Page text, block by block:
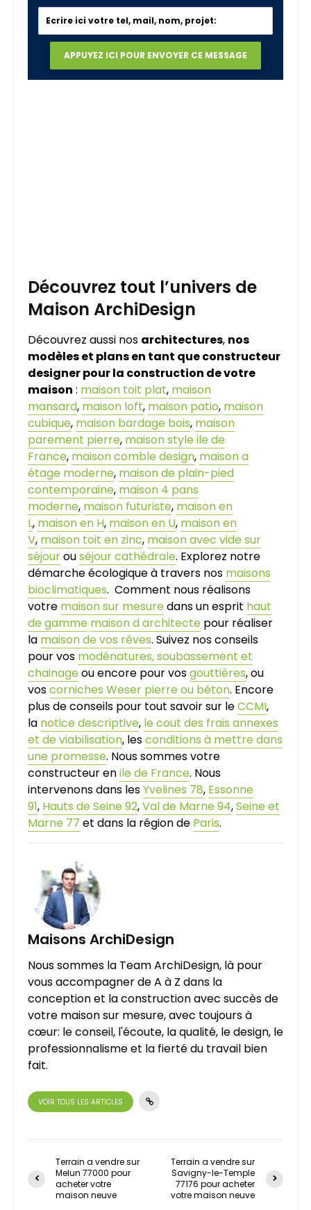
Découvrez tout l’univers de
Maison ArchiDesign
Découvrez aussi nos architectures, nos
modèles et plans en tant que constructeur
designer pour la construction de votre
maison : maison toit plat, maison
mansard, maison loft, maison patio, maison
cubique, maison bardage bois, maison
parement pierre, maison style ile de
France, maison comble design, maison a
étage moderne, maison de plain-pied
contemporaine, maison 4 pans
moderne, maison futuriste, maison en
L, maison en H, maison en U, maison en
V, maison toit en zinc, maison avec vide sur
séjourouséjour cathédrale. Explorez notre
démarche écologique à travers nos maisons
bioclimatiques. Comment nous réalisons
votre maison sur mesuredans un esprit haut
de gamme maison d architecte pour réaliser
la maison de vos rêves. Suivez nos conseils
pour vos modénatures, soubassement et
chainageou encore pour vosgouttières, ou
voscorniches Weser pierre ou béton. Encore
plus de conseils pour tout savoir sur leCCMI,
la notice descriptive, le cout des frais annexes
et de viabilisation, lesconditions à mettre dans
une promesse. Nous sommes votre
constructeur enile de France. Nous
intervenons dans lesYvelines 78, Essonne
91, Hauts de Seine 92,Val de Marne 94,Seine et
Marne 77 et dans la région de Paris.
Maisons ArchiDesign
Nous sommes la Team ArchiDesign, là pour
vous accompagner de A à Z dans la
conception et la construction avec succès de
votre maison sur mesure, avec toujours à
cœur: le conseil, l'écoute, la qualité, le design, le
professionnalisme et la fierté du travail bien
fait.
VOIR TOUS LES ARTICLES
Terrain a vendre sur
Melun 77000 pour
acheter votre
maison neuve
Terrain a vendre sur
Savigny-le-Temple
77176 pour acheter
votre maison neuve